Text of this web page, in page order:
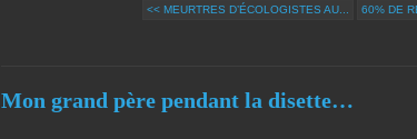
<< MEURTRES D’ÉCOLOGISTES AU... 60% DE
Mon grand père pendant la disette…